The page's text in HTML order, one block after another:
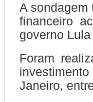
A sondagem
financeiro
governo
Foram
Janeiro,